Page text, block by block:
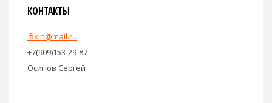
КОНТАКТЫ
fixin@mail.ru
+7(909)153-29-87
Осипов Сергей